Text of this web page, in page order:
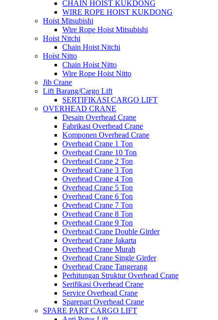
CHAIN HOIST KUKDONG
WIRE ROPE HOIST KUKDONG
Hoist Mitsubishi
Wire Rope Hoist Mitsubishi
Hoist Nitchi
Chain Hoist Nitchi
Hoist Nitto
Chain Hoist Nitto
Wire Rope Hoist Nitto
Jib Crane
Lift Barang/Cargo Lift
SERTIFIKASI CARGO LIFT
OVERHEAD CRANE
Desain Overhead Crane
Fabrikasi Overhead Crane
Komponen Overhead Crane
Overhead Crane 1 Ton
Overhead Crane 10 Ton
Overhead Crane 2 Ton
Overhead Crane 3 Ton
Overhead Crane 4 Ton
Overhead Crane 5 Ton
Overhead Crane 6 Ton
Overhead Crane 7 Ton
Overhead Crane 8 Ton
Overhead Crane 9 Ton
Overhead Crane Double Girder
Overhead Crane Jakarta
Overhead Crane Murah
Overhead Crane Single Girder
Overhead Crane Tangerang
Perhitungan Struktur Overhead Crane
Serifikasi Overhead Crane
Service Overhead Crane
Sparepart Overhead Crane
SPARE PART CARGO LIFT